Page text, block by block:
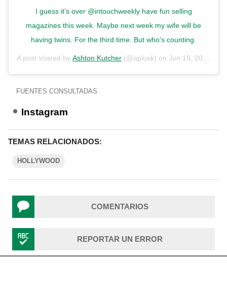
I guess it’s over @intouchweekly have fun selling
magazines this week. Maybe next week my wife will be
having twins. For the third time. But who’s counting.
A post shared by Ashton Kutcher (@aplusk) on Jun 19, 2019 at 6:52pm PDT
FUENTES CONSULTADAS
Instagram
TEMAS RELACIONADOS:
HOLLYWOOD
COMENTARIOS
REPORTAR UN ERROR